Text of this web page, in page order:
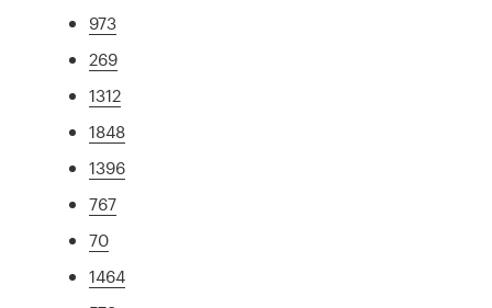
973
269
1312
1848
1396
767
70
1464